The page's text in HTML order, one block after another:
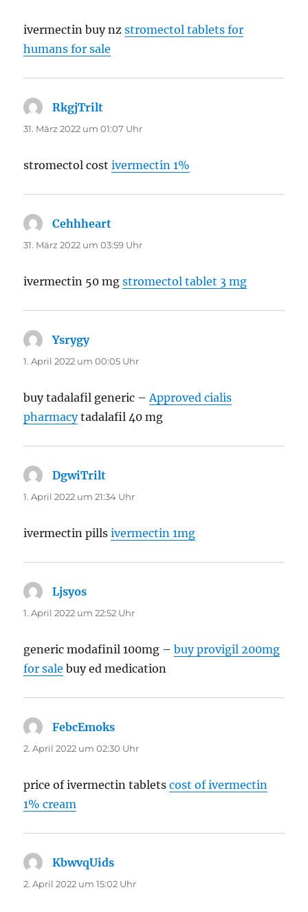
ivermectin buy nzstromectol tablets for
humans for sale
RkgjTrilt
31. März 2022 um 01:07 Uhr
stromectol costivermectin 1%
Cehhheart
31. März 2022 um 03:59 Uhr
ivermectin 50 mgstromectol tablet 3 mg
Ysrygysagt:
1. April 2022 um 00:05 Uhr
buy tadalafil generic –Approved cialis
pharmacytadalafil 40 mg
DgwiTrilt
1. April 2022 um 21:34 Uhr
ivermectin pillsivermectin 1mg
Ljsyos
1. April 2022 um 22:52 Uhr
generic modafinil 100mg –buy provigil 200mg
for sale buy ed medication
FebcEmoks
2. April 2022 um 02:30 Uhr
price of ivermectin tabletscost of ivermectin
1% cream
KbwvqUids
2. April 2022 um 15:02 Uhr